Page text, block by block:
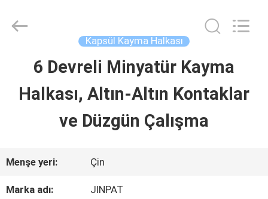
ANA
SAYFA
VR
Electronics
Kapsül Kayma Halkası
6 Devreli Minyatür Kayma
Halkası, Altın-Altın Kontaklar
ve Düzgün Çalışma
Menşe yeri: Çin
Marka adı: JINPAT